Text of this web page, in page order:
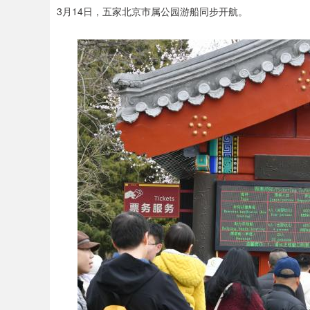
3月14日，五家北京市属公园游船同步开航。